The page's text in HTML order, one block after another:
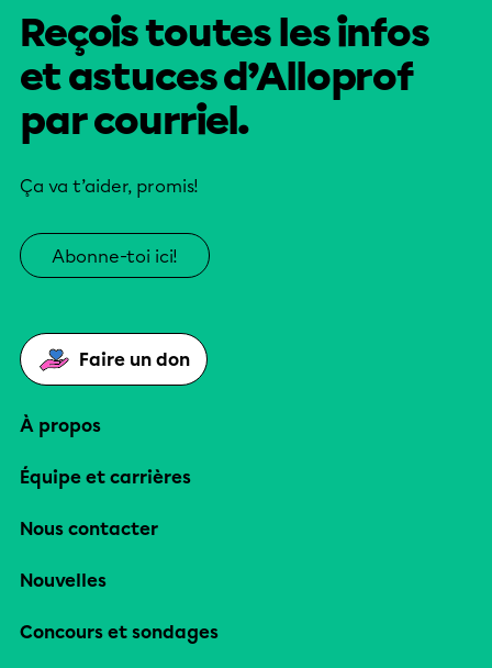
Reçois toutes les infos
et astuces d’Alloprof
par courriel.
Ça va t’aider, promis!
Abonne-toi ici!
Faire un don
À propos
Équipe et carrières
Nous contacter
Nouvelles
Concours et sondages